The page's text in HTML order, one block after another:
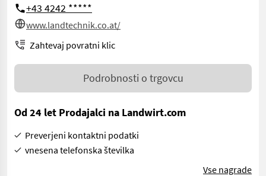
+43 4242 *****
www.landtechnik.co.at/
Zahtevaj povratni klic
Podrobnosti o trgovcu
Od 24 let Prodajalci na Landwirt.com
Preverjeni kontaktni podatki
vnesena telefonska številka
Vse nagrade